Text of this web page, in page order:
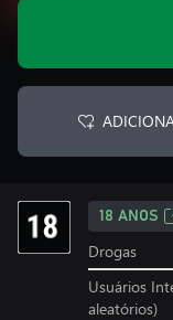
18 ANOS
Drogas
Usuários
aleatórios)